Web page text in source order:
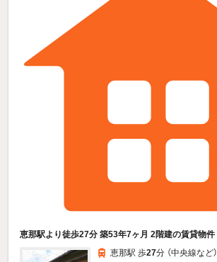
恵那駅より徒歩27分 築53年7ヶ月 2階建の賃貸物件
恵那駅 歩27分 （中央線など）